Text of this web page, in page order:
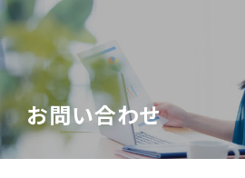
お問い合わせ